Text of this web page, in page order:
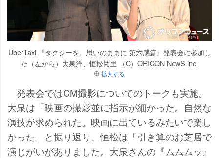
UberTaxi 『タクシーを、思いのままに 第六感篇』発表会に参加し
た（左から）大泉洋、恒松祐里 （C）ORICON NewS inc.
拡大する
発表会ではCM撮影についてのトークも実施。
大泉は「映画の撮影並に指示が細かった。自然な
演技が求められた。映画に出ているみたいで楽し
かった」と振り返り、恒松は「引き算のお芝居で
演じがいがありました。大泉さんの『ムムムッ』